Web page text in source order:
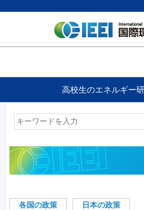
高校生のエネルギー
各国の政策 日本の政策